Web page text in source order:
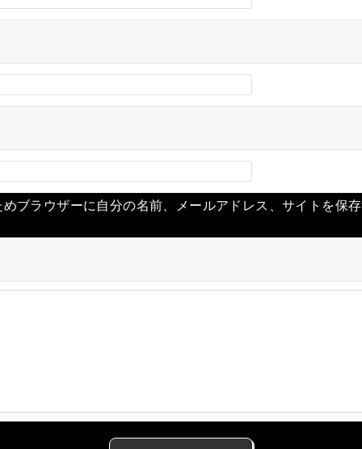
ブラウザーに自分の名前、メールアドレス、サイトを保